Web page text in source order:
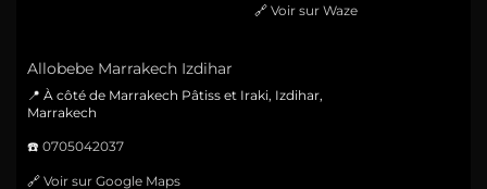
🔗 Voir sur Waze
Allobebe Marrakech Izdihar
📍 À côté de Marrakech Pâtiss et Iraki, Izdihar,
Marrakech
☎️ 0705042037
🔗 Voir sur Google Maps